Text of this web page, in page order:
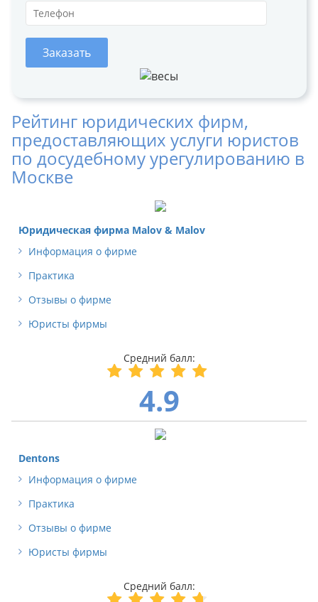
Заказать
Рейтинг юридических фирм,
предоставляющих услуги юристов
по досудебному урегулированию в
Москве
Юридическая фирма Malov & Malov
Информация о фирме
Практика
Отзывы о фирме
Юристы фирмы
4.9
Dentons
Информация о фирме
Практика
Отзывы о фирме
Юристы фирмы